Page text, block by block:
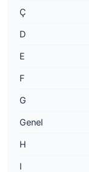
Ç
D
E
F
G
Genel
H
I